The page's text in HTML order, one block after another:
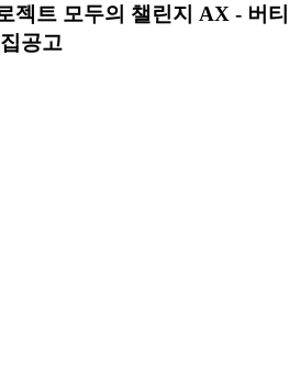
젝트 모두의 챌린지 AX - 버티
공고